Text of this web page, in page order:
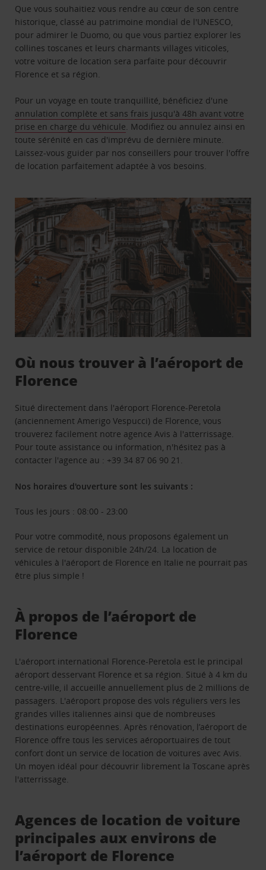
Que vous souhaitiez vous rendre au cœur de son centre
historique, classé au patrimoine mondial de l'UNESCO,
pour admirer le Duomo, ou que vous partiez explorer les
collines toscanes et leurs charmants villages viticoles,
votre voiture de location sera parfaite pour découvrir
Florence et sa région.
Pour un voyage en toute tranquillité, bénéficiez d'une
annulation complète et sans frais jusqu'à 48h avant votre
prise en charge du véhicule . Modifiez ou annulez ainsi en
toute sérénité en cas d'imprévu de dernière minute.
Laissez-vous guider par nos conseillers pour trouver l'offre
de location parfaitement adaptée à vos besoins.
Où nous trouver à l’aéroport de
Florence
Situé directement dans l'aéroport Florence-Peretola
(anciennement Amerigo Vespucci) de Florence, vous
trouverez facilement notre agence Avis à l'atterrissage.
Pour toute assistance ou information, n'hésitez pas à
contacter l'agence au : +39 34 87 06 90 21.
Nos horaires d'ouverture sont les suivants :
Tous les jours : 08:00 - 23:00
Pour votre commodité, nous proposons également un
service de retour disponible 24h/24. La location de
véhicules à l'aéroport de Florence en Italie ne pourrait pas
être plus simple !
À propos de l’aéroport de
Florence
L'aéroport international Florence-Peretola est le principal
aéroport desservant Florence et sa région. Situé à 4 km du
centre-ville, il accueille annuellement plus de 2 millions de
passagers. L'aéroport propose des vols réguliers vers les
grandes villes italiennes ainsi que de nombreuses
destinations européennes. Après rénovation, l’aéroport de
Florence offre tous les services aéroportuaires de tout
confort dont un service de location de voitures avec Avis.
Un moyen idéal pour découvrir librement la Toscane après
l'atterrissage.
Agences de location de voiture
principales aux environs de
l’aéroport de Florence